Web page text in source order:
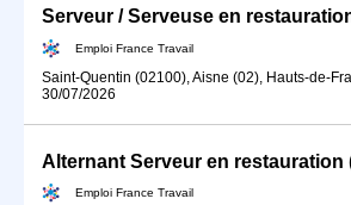
Serveur / Serveuse en
Emploi France Travail
Saint-Quentin (02100), Aisne (02), Hauts-de-
30/07/2026
Alternant Serveur en restauration
Emploi France Travail